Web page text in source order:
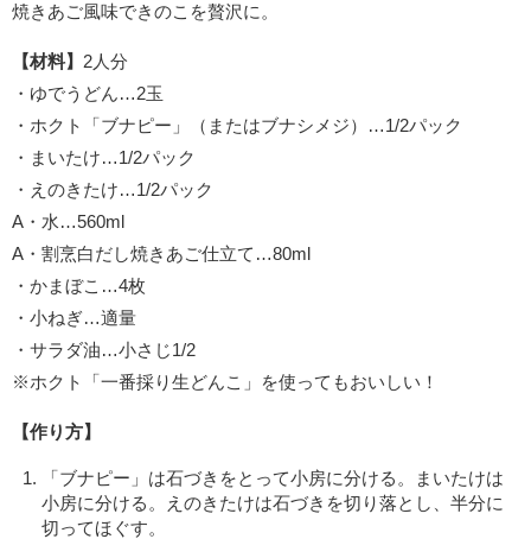
焼きあご風味できのこを贅沢に。
【材料】 2人分
・ゆでうどん…2玉
・ホクト「ブナピー」（またはブナシメジ）…1/2パック
・まいたけ…1/2パック
・えのきたけ…1/2パック
A・水…560ml
A・割烹白だし焼きあご仕立て…80ml
・かまぼこ…4枚
・小ねぎ…適量
・サラダ油…小さじ1/2
※ホクト「一番採り生どんこ」を使ってもおいしい！
【作り方】
「ブナピー」は石づきをとって小房に分ける。まいたけは
小房に分ける。えのきたけは石づきを切り落とし、半分に
切ってほぐす。